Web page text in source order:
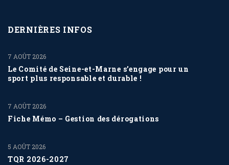
DERNIÈRES INFOS
Le Comité de Seine-et-Marne s’engage pour un
sport plus responsable et durable !
7 AOÛT 2026
Fiche Mémo – Gestion des dérogations
7 AOÛT 2026
TQR 2026-2027
5 AOÛT 2026